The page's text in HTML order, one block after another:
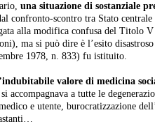
una situazione di sostanziale
confronto-scontro tra Stato
alla modifica confusa del Titolo
ma si può dire è l’esito
1978, n. 833) fu istituito.
valore di medicina
accompagnava a tutte le
e utente, burocratizzazione